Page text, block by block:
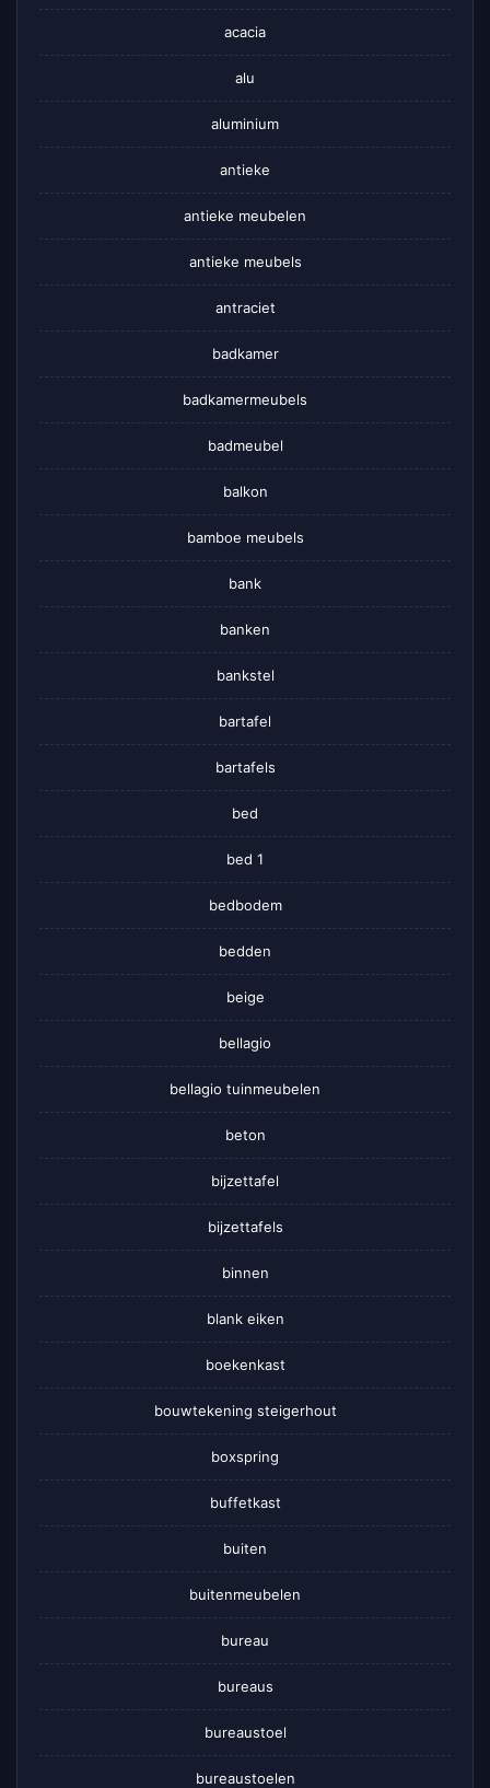
acacia
alu
aluminium
antieke
antieke meubelen
antieke meubels
antraciet
badkamer
badkamermeubels
badmeubel
balkon
bamboe meubels
bank
banken
bankstel
bartafel
bartafels
bed
bed 1
bedbodem
bedden
beige
bellagio
bellagio tuinmeubelen
beton
bijzettafel
bijzettafels
binnen
blank eiken
boekenkast
bouwtekening steigerhout
boxspring
buffetkast
buiten
buitenmeubelen
bureau
bureaus
bureaustoel
bureaustoelen